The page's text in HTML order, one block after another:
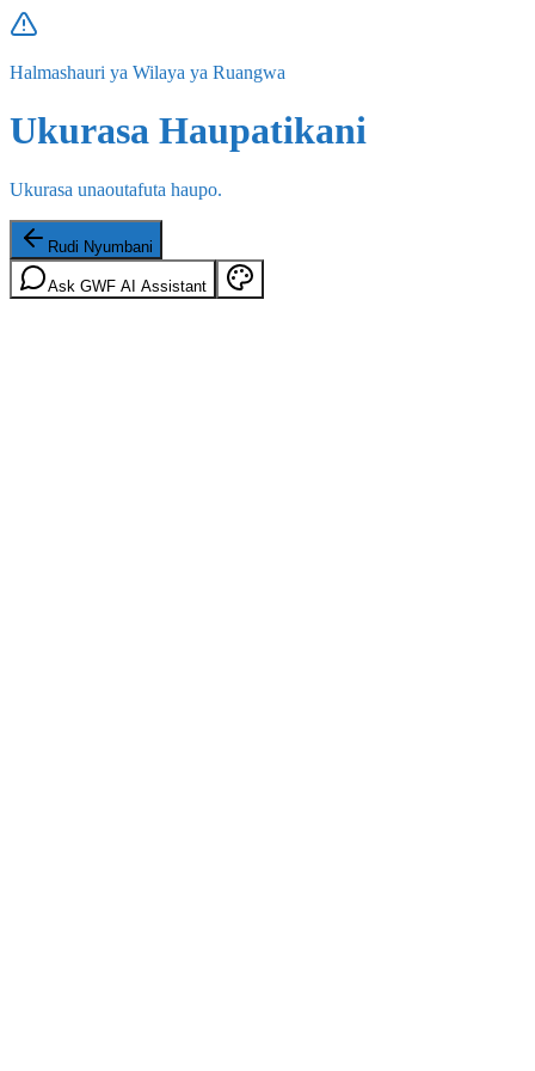
Halmashauri ya Wilaya ya Ruangwa
Ukurasa Haupatikani
Ukurasa unaoutafuta haupo.
Rudi Nyumbani
Ask GWF AI Assistant